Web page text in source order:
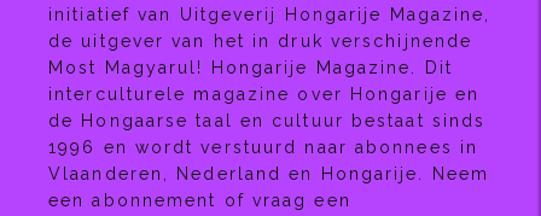
initiatief van Uitgeverij Hongarije Magazine,
de uitgever van het in druk verschijnende
Most Magyarul! Hongarije Magazine. Dit
interculturele magazine over Hongarije en
de Hongaarse taal en cultuur bestaat sinds
1996 en wordt verstuurd naar abonnees in
Vlaanderen, Nederland en Hongarije. Neem
een abonnement of vraag een